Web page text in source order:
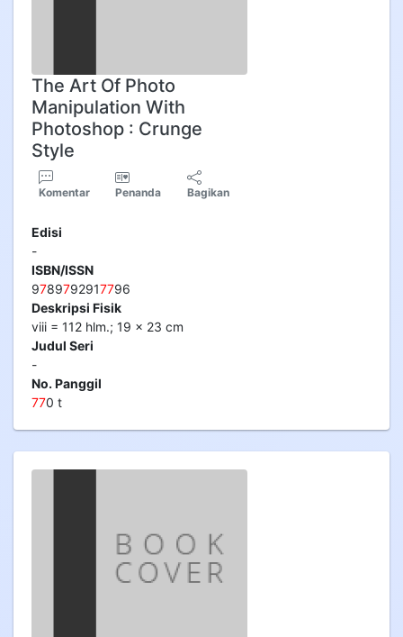
The Art Of Photo
Manipulation With
Photoshop : Crunge
Style
Komentar Penanda Bagikan
Edisi
-
ISBN/ISSN
9789792917796
Deskripsi Fisik
viii = 112 hlm.; 19 x 23 cm
Judul Seri
-
No. Panggil
770 t